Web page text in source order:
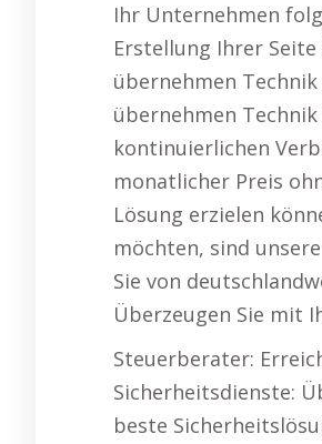
Ihr Unternehmen
Erstellung Ihrer
übernehmen
übernehmen
kontinuierlichen
monatlicher Preis
Lösung erzielen
möchten, sind
Sie von
Überzeugen Sie mit
Steuerberater:
Sicherheitsdienste:
beste